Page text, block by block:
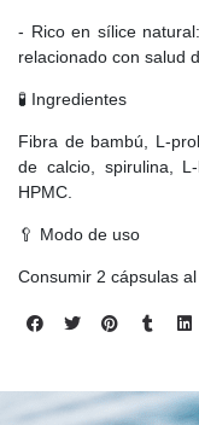
- Rico en sílice
relacionado con salud
🧪 Ingredientes
Fibra de bambú, L-
de calcio, spirulina,
HPMC.
🥄 Modo de uso
Consumir 2 cápsulas